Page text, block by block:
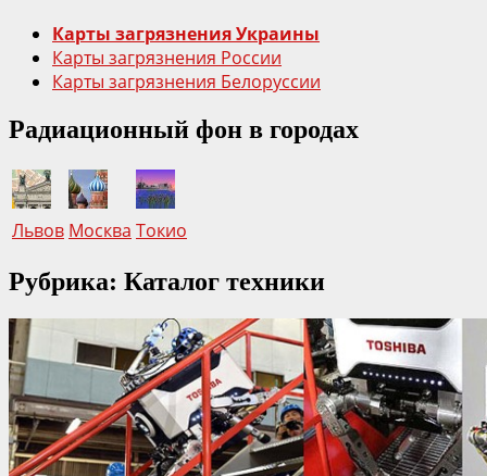
Карты загрязнения Украины
Карты загрязнения России
Карты загрязнения Белоруссии
Радиационный фон в городах
Львов Москва Токио
Рубрика: Каталог техники